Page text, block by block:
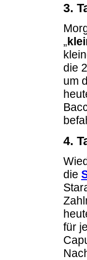
3.
„
die
um
4.
die
für